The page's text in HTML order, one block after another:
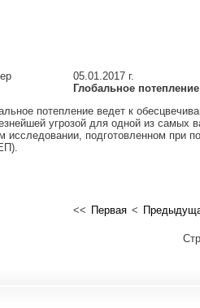
05.01.2017 г.
Глобальное
потепление ведет к
угрозой для одной из самых
исследовании, подготовленном
<< Первая <